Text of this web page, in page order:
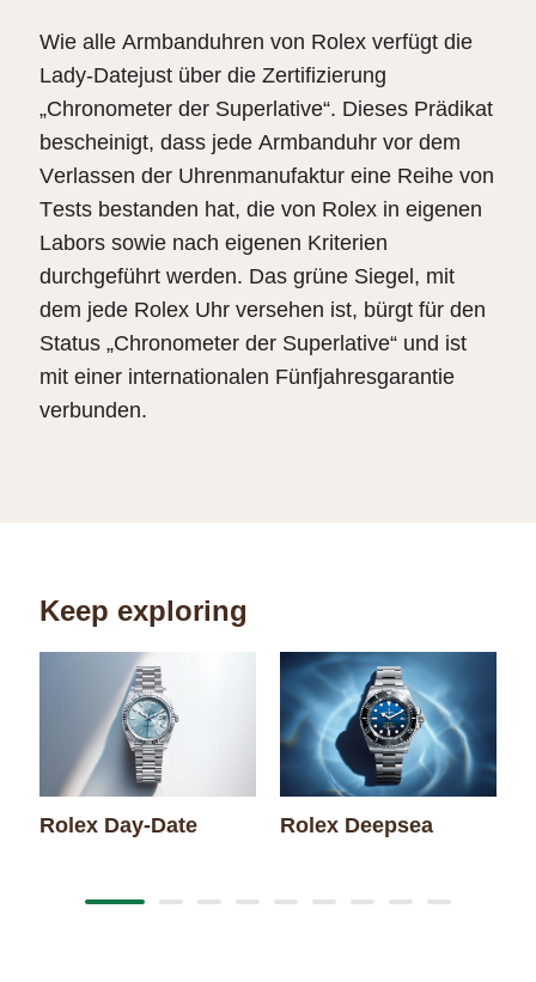
Wie alle Armbanduhren von Rolex verfügt die
Lady‑Datejust über die Zertifizierung
„Chronometer der Superlative“. Dieses Prädikat
bescheinigt, dass jede Armbanduhr vor dem
Verlassen der Uhrenmanufaktur eine Reihe von
Tests bestanden hat, die von Rolex in eigenen
Labors sowie nach eigenen Kriterien
durchgeführt werden. Das grüne Siegel, mit
dem jede Rolex Uhr versehen ist, bürgt für den
Status „Chronometer der Superlative“ und ist
mit einer internationalen Fünfjahresgarantie
verbunden.
Keep exploring
Rolex Day-Date Rolex Deepsea